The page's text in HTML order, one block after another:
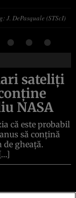
J. DePasquale (STScI)
sateliți
NASA
că este probabil
să conțină
gheață.